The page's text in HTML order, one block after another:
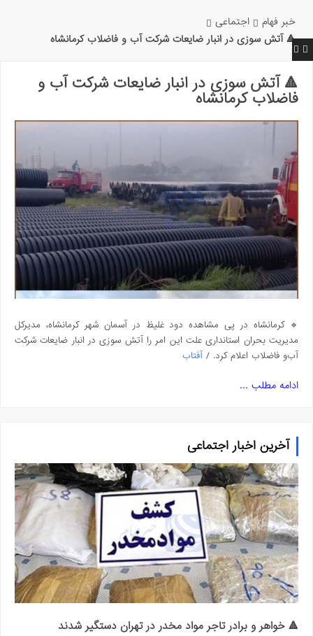
خبر فهام
اجتماعی
🔺 آتش سوزی در انبار ضایعات شرکت آب و فاضلاب کرمانشاه
🔺 آتش سوزی در انبار ضایعات شرکت آب و
فاضلاب کرمانشاه
🔹 کرمانشاه در پی مشاهده دود غلیظ در آسمان شهر کرمانشاه، مدیرکل
مدیریت بحران استانداری علت این امر را آتش سوزی در انبار ضایعات شرکت
آب‌و فاضلاب اعلام کرد. / آفتاب
ادامه مطلب ...
آخرین اخبار اجتماعی
🔺 خواهر و برادر تاجر مواد مخدر در تهران دستگیر شدند